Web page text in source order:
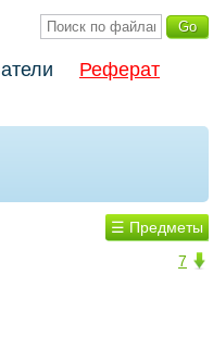
Реферат
☰ Предметы
7